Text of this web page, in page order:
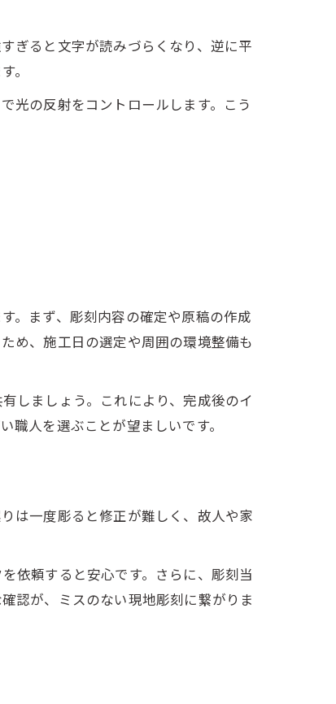
ぎると文字が読みづらくなり、逆に平
。
光の反射をコントロールします。こう
。まず、彫刻内容の確定や原稿の作成
め、施工日の選定や周囲の環境整備も
しましょう。これにより、完成後のイ
人を選ぶことが望ましいです。
は一度彫ると修正が難しく、故人や家
依頼すると安心です。さらに、彫刻当
認が、ミスのない現地彫刻に繋がりま